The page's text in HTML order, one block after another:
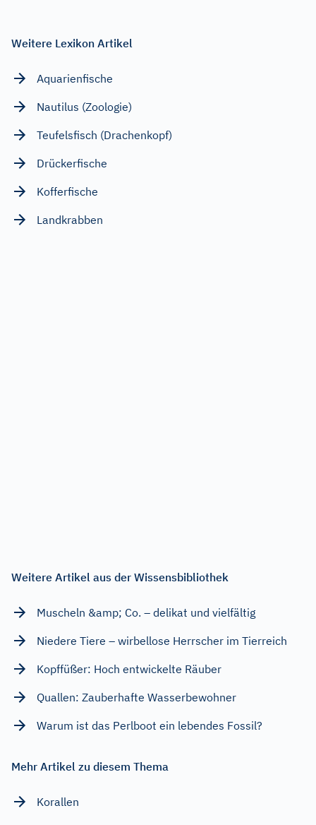
Weitere Lexikon Artikel
Aquarienfische
Nautilus (Zoologie)
Teufelsfisch (Drachenkopf)
Drückerfische
Kofferfische
Landkrabben
Weitere Artikel aus der Wissensbibliothek
Muscheln &amp; Co. – delikat und vielfältig
Niedere Tiere – wirbellose Herrscher im Tierreich
Kopffüßer: Hoch entwickelte Räuber
Quallen: Zauberhafte Wasserbewohner
Warum ist das Perlboot ein lebendes Fossil?
Mehr Artikel zu diesem Thema
Korallen